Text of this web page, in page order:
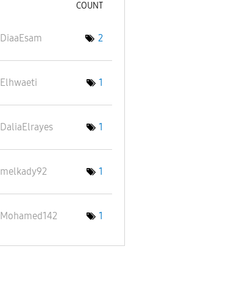
COUNT
DiaaEsam 2
Elhwaeti 1
DaliaElrayes 1
melkady92 1
Mohamed142 1